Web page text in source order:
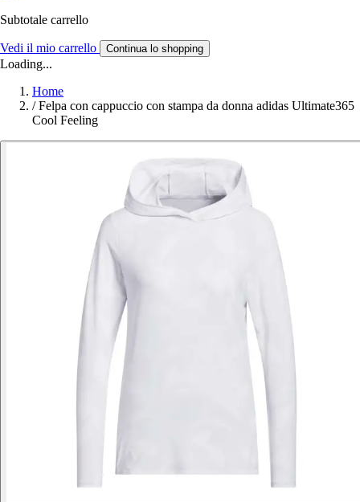
Subtotale carrello
Vedi il mio carrello Continua lo shopping
Loading...
Home
/ Felpa con cappuccio con stampa da donna adidas Ultimate365
Cool Feeling